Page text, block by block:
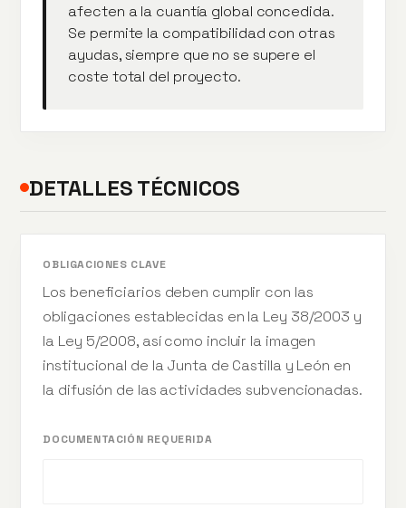
afecten a la cuantía global concedida.
Se permite la compatibilidad con otras
ayudas, siempre que no se supere el
coste total del proyecto.
DETALLES TÉCNICOS
OBLIGACIONES CLAVE
Los beneficiarios deben cumplir con las
obligaciones establecidas en la Ley 38/2003 y
la Ley 5/2008, así como incluir la imagen
institucional de la Junta de Castilla y León en
la difusión de las actividades subvencionadas.
DOCUMENTACIÓN REQUERIDA